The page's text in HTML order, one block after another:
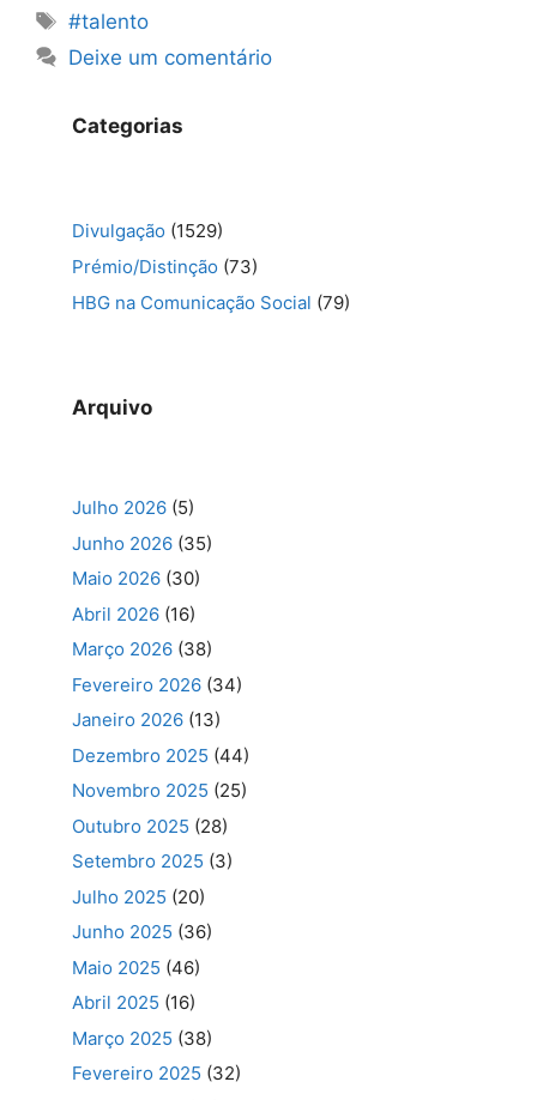
Etiquetas
#talento
Deixe um comentário
Categorias
Divulgação (1529)
Prémio/Distinção (73)
HBG na Comunicação Social (79)
Arquivo
Julho 2026 (5)
Junho 2026 (35)
Maio 2026 (30)
Abril 2026 (16)
Março 2026 (38)
Fevereiro 2026 (34)
Janeiro 2026 (13)
Dezembro 2025 (44)
Novembro 2025 (25)
Outubro 2025 (28)
Setembro 2025 (3)
Julho 2025 (20)
Junho 2025 (36)
Maio 2025 (46)
Abril 2025 (16)
Março 2025 (38)
Fevereiro 2025 (32)